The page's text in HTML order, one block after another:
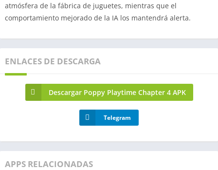
atmósfera de la fábrica de juguetes, mientras que el
comportamiento mejorado de la IA los mantendrá alerta.
ENLACES DE DESCARGA
Descargar Poppy Playtime Chapter 4 APK
Telegram
APPS RELACIONADAS